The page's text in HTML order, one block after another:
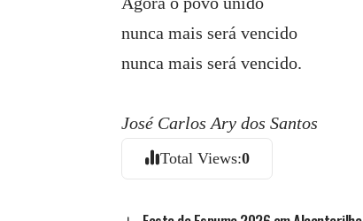
nunca mais será vencido
nunca mais será vencido.
José Carlos Ary dos Santos
Total Views:0